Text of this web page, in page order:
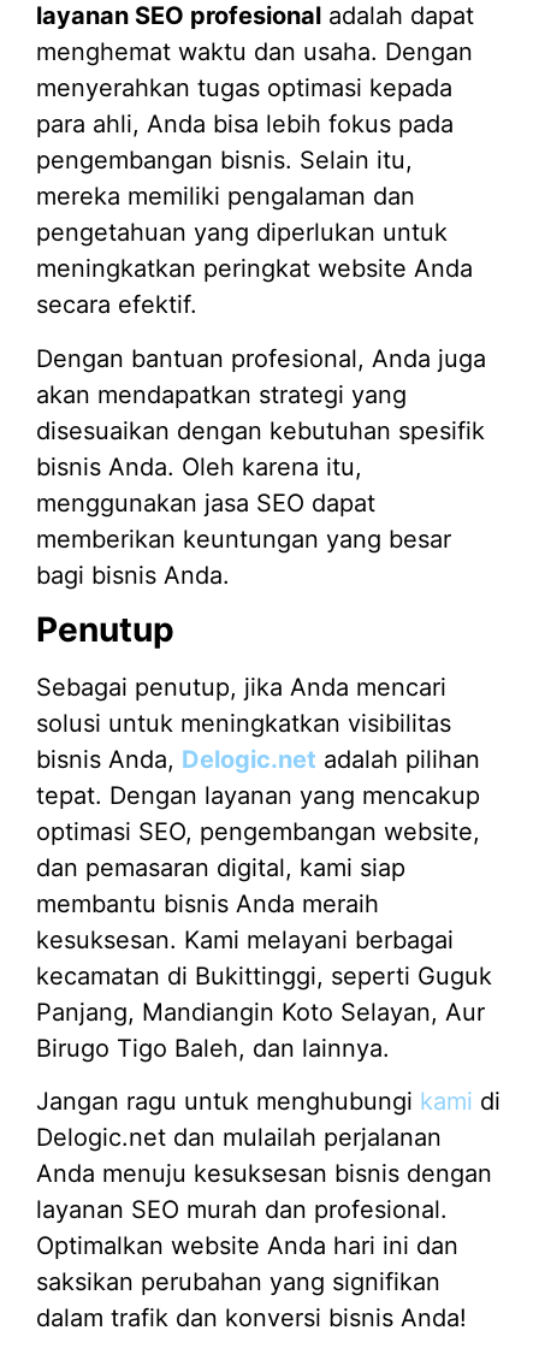
layanan SEO profesional adalah dapat
menghemat waktu dan usaha. Dengan
menyerahkan tugas optimasi kepada
para ahli, Anda bisa lebih fokus pada
pengembangan bisnis. Selain itu,
mereka memiliki pengalaman dan
pengetahuan yang diperlukan untuk
meningkatkan peringkat website Anda
secara efektif.
Dengan bantuan profesional, Anda juga
akan mendapatkan strategi yang
disesuaikan dengan kebutuhan spesifik
bisnis Anda. Oleh karena itu,
menggunakan jasa SEO dapat
memberikan keuntungan yang besar
bagi bisnis Anda.
Penutup
Sebagai penutup, jika Anda mencari
solusi untuk meningkatkan visibilitas
bisnis Anda, Delogic.net adalah pilihan
tepat. Dengan layanan yang mencakup
optimasi SEO, pengembangan website,
dan pemasaran digital, kami siap
membantu bisnis Anda meraih
kesuksesan. Kami melayani berbagai
kecamatan di Bukittinggi, seperti Guguk
Panjang, Mandiangin Koto Selayan, Aur
Birugo Tigo Baleh, dan lainnya.
Jangan ragu untuk menghubungi kami di
Delogic.net dan mulailah perjalanan
Anda menuju kesuksesan bisnis dengan
layanan SEO murah dan profesional.
Optimalkan website Anda hari ini dan
saksikan perubahan yang signifikan
dalam trafik dan konversi bisnis Anda!